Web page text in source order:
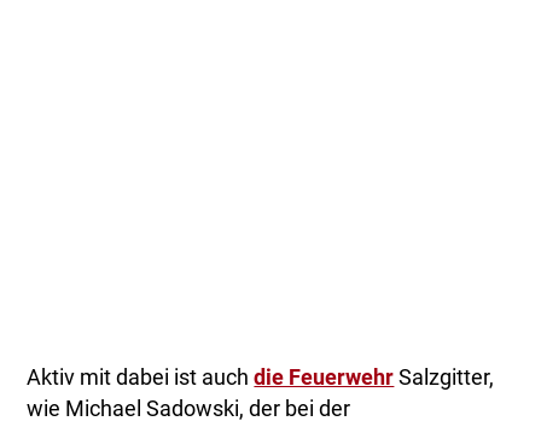
Aktiv mit dabei ist auchdie Feuerwehr Salzgitter,
wie Michael Sadowski, der bei der